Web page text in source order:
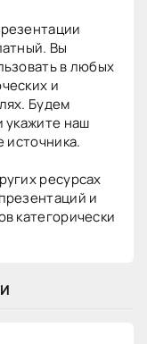
Вы
в любых
и
Будем
укажите наш
источника.
ресурсах
и
категорически